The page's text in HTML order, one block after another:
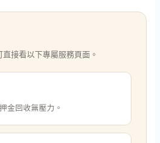
接看以下專屬服務頁面。
金回收無壓力。